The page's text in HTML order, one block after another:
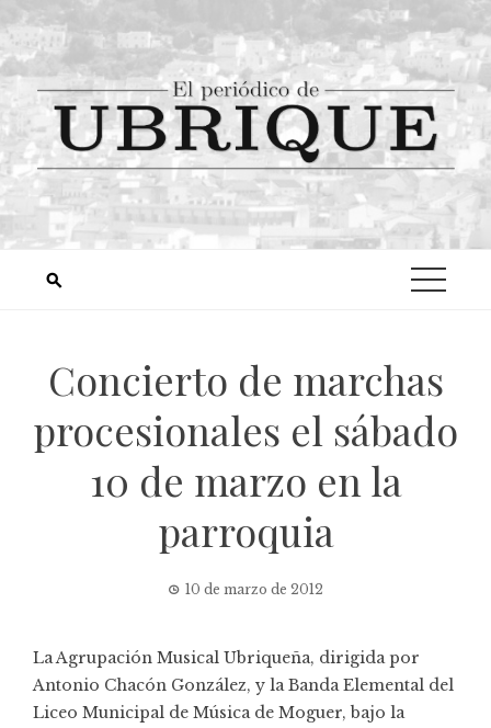
Concierto de marchas
procesionales el sábado
10 de marzo en la
parroquia
10 de marzo de 2012
La Agrupación Musical Ubriqueña, dirigida por
Antonio Chacón González, y la Banda Elemental del
Liceo Municipal de Música de Moguer, bajo la